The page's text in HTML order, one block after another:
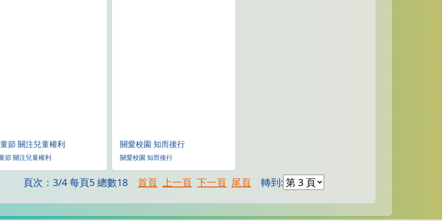
節 關注兒童權利
節 關注兒童權利
關愛校園 知而後行
關愛校園 知而後行
頁次：3/4 每頁5 總數18首頁 上一頁 下一頁 尾頁 轉到: